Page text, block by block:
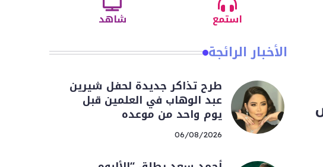
استمع شاهد
الأخبار الرائجة
طرح تذاكر جديدة لحفل شيرين
عبد الوهاب في العلمين قبل
يوم واحد من موعده
06/08/2026